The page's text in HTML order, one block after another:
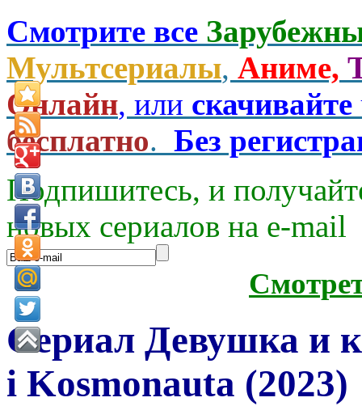
Смотрите все
Мультсериалы, Аниме,
Онлайн, или скачивайте
бесплатно. Без
Подпишитесь, и
новых сериалов на e-mаil
Сериал Девушка и
i Kosmonauta (2023)